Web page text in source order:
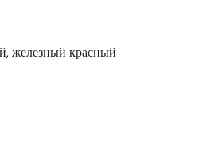
железный красный